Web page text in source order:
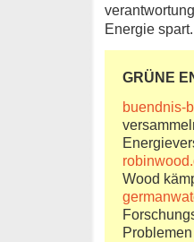
Energie
GRÜNE
buendnis-
Wood